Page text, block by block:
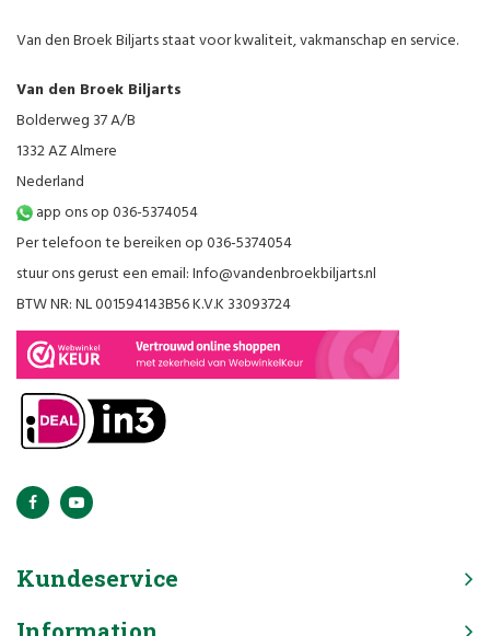
Van den Broek Biljarts staat voor kwaliteit, vakmanschap en service.
Van den Broek Biljarts
Bolderweg 37 A/B
1332 AZ Almere
Nederland
app ons op 036-5374054
Per telefoon te bereiken op 036-5374054
stuur ons gerust een email:Info@vandenbroekbiljarts.nl
BTW NR: NL 001594143B56 K.V.K 33093724
Kundeservice